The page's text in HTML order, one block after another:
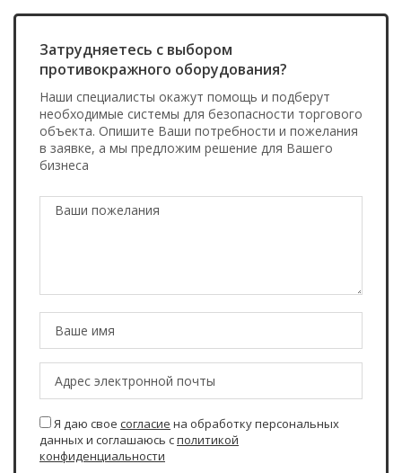
Затрудняетесь с выбором
противокражного оборудования?
Наши специалисты окажут помощь и подберут
необходимые системы для безопасности торгового
объекта. Опишите Ваши потребности и пожелания
в заявке, а мы предложим решение для Вашего
бизнеса
Я даю свое согласие на обработку персональных
данных и соглашаюсь сполитикой
конфиденциальности